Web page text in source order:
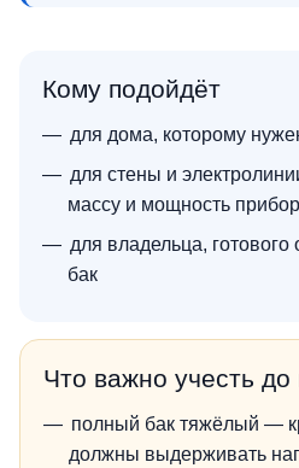
Кому подойдёт
для дома, которому
для стены и
массу и мощность
для владельца,
бак
Что важно учесть до
полный бак тяжёлый —
должны выдерживать